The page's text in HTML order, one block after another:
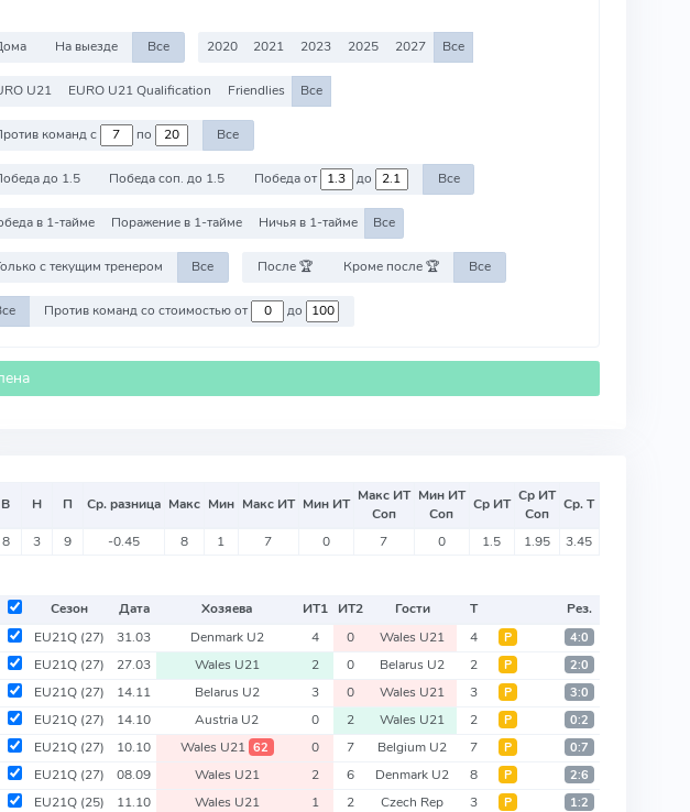
На выезде Все 2020 2021 2023 2025 2027 Все
U21 EURO U21 Qualification Friendlies Все
Против команд с по Все
до 1.5 Победа соп. до 1.5 Победа от до Все
в 1-тайме Поражение в 1-тайме Ничья в 1-тайме Все
с текущим тренером Все После 🏆 Кроме после 🏆 Все
Против команд со стоимостью от до
В Н П Ср. разница Макс Мин Макс ИТ Мин ИТ Макс ИТ
Соп
Мин ИТ
Соп
Ср ИТ Ср ИТ
Соп
Ср. Т
8 3 9 -0.45 8 1 7 0 7 0 1.5 1.95 3.45
Сезон Дата Хозяева ИТ1 ИТ2 Гости Т
Рез.
EU21Q (27) 31.03 Denmark U2 4 0 Wales U21 4 Р 4:0
EU21Q (27) 27.03 Wales U21 2 0 Belarus U2 2 Р 2:0
EU21Q (27) 14.11 Belarus U2 3 0 Wales U21 3 Р 3:0
EU21Q (27) 14.10 Austria U2 0 2 Wales U21 2 Р 0:2
EU21Q (27) 10.10 Wales U21 62 0 7 Belgium U2 7 Р 0:7
EU21Q (27) 08.09 Wales U21 2 6 Denmark U2 8 Р 2:6
EU21Q (25) 11.10 Wales U21 1 2 Czech Rep 3 Р 1:2